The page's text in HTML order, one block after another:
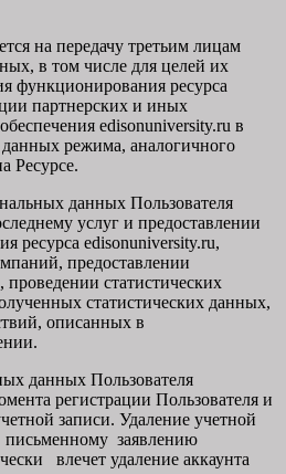
на передачу третьим лицам
в том числе для целей их
функционирования ресурса
партнерских и иных
edisonuniversity.ru в
режима, аналогичного
Ресурсе.
данных Пользователя
услуг и предоставлении
ресурса edisonuniversity.ru,
предоставлении
статистических
статистических данных,
описанных в
данных Пользователя
регистрации Пользователя и
записи. Удаление учетной
заявлению
влечет удаление аккаунта